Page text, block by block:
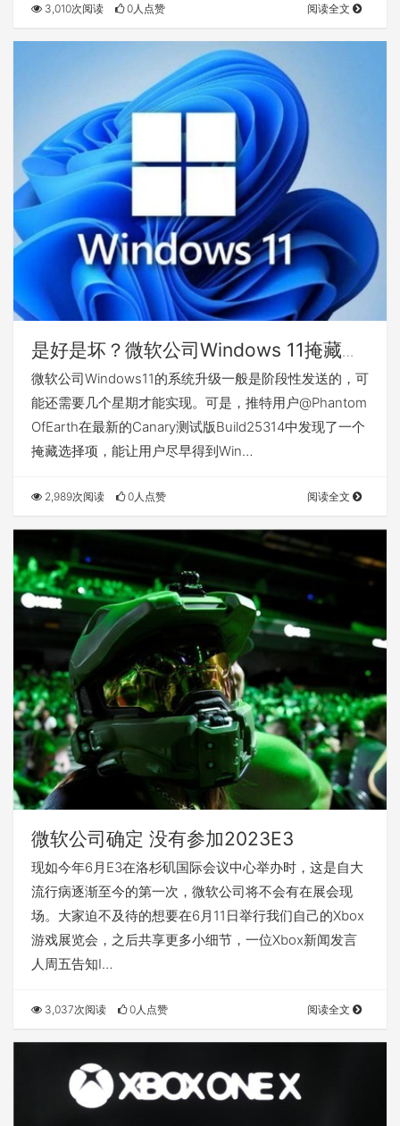
3,010次阅读 0人点赞 阅读全文
是好是坏？微软公司Windows 11掩藏选
择项曝出
微软公司Windows11的系统升级一般是阶段性发送的，可
能还需要几个星期才能实现。可是，推特用户@Phantom
OfEarth在最新的Canary测试版Build25314中发现了一个
掩藏选择项，能让用户尽早得到Win…
2,989次阅读 0人点赞 阅读全文
微软公司确定 没有参加2023E3
现如今年6月E3在洛杉矶国际会议中心举办时，这是自大
流行病逐渐至今的第一次，微软公司将不会有在展会现
场。大家迫不及待的想要在6月11日举行我们自己的Xbox
游戏展览会，之后共享更多小细节，一位Xbox新闻发言
人周五告知I…
3,037次阅读 0人点赞 阅读全文